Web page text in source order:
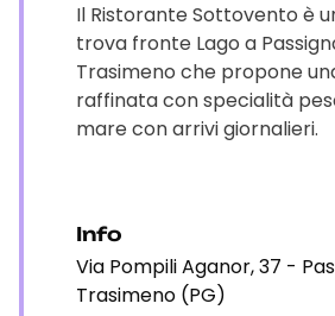
Il Ristorante Sottovento è
trova fronte Lago a
Trasimeno che propone
raffinata con specialità
mare con arrivi giornalieri.
Info
Via Pompili Aganor, 37 -
Trasimeno (PG)